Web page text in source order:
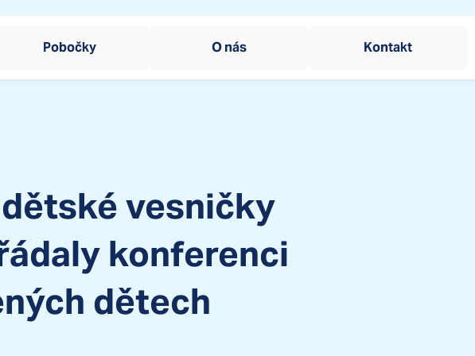
Pobočky O nás Kontakt
Okamžitá pomoc dětem
Centrum sociální rehabilitace pro rodiny s dětmi
Ombudsman SOS dětských vesniček
Ombudsman SOS dětských vesniček
dětské vesničky
konferenci
dětech